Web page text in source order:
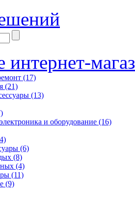
интернет-
(17)
(21)
(13)
и оборудование (16)
(6)
(8)
(4)
(11)
(9)